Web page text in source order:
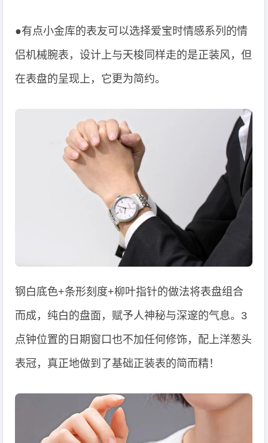
●有点小金库的表友可以选择爱宝时情感系列的情
侣机械腕表，设计上与天梭同样走的是正装风，但
在表盘的呈现上，它更为简约。
钢白底色+条形刻度+柳叶指针的做法将表盘组合
而成，纯白的盘面，赋予人神秘与深邃的气息。3
点钟位置的日期窗口也不加任何修饰，配上洋葱头
表冠，真正地做到了基础正装表的简而精！